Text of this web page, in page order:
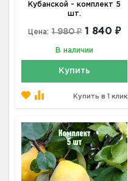
Кубанской - комплект 5
шт.
Цена: 1 980 ₽ 1 840 ₽
В наличии
Купить
Купить в 1 клик